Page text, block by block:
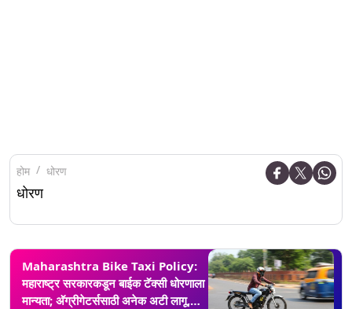
होम धोरण
धोरण
Maharashtra Bike Taxi Policy:
महाराष्ट्र सरकारकडून बाईक टॅक्सी धोरणाला
मान्यता; अ‍ॅग्रीगेटर्ससाठी अनेक अटी लागू,